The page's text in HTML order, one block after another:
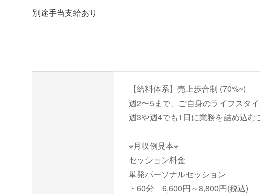
別途手当支給あり
【給料体系】売上歩合制 (70%~)
週2〜5まで、ご自身のライフスタ
週3や週4でも1日に業務を詰め込
※月収例見本※
セッション料金
単発パーソナルセッション
・60分 6,600円～8,800円(税込)